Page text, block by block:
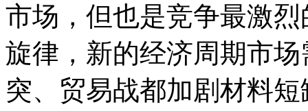
市场，但也是竞争最激
旋律，新的经济周期市
突、贸易战都加剧材料